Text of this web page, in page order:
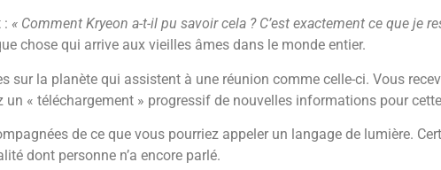
: « Comment Kryeon a-t-il pu savoir cela ? C’est exactement ce que je
chose qui arrive aux vieilles âmes dans le monde entier.
sur la planète qui assistent à une réunion comme celle-ci. Vous
« téléchargement » progressif de nouvelles informations pour
de ce que vous pourriez appeler un langage de lumière.
dont personne n’a encore parlé.